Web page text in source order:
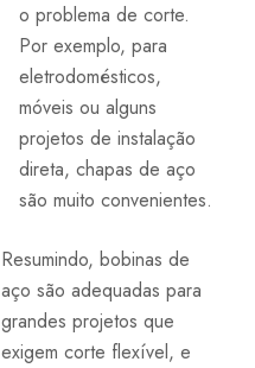
o problema de corte.
Por exemplo, para
eletrodomésticos,
móveis ou alguns
projetos de instalação
direta, chapas de aço
são muito convenientes.
Resumindo, bobinas de
aço são adequadas para
grandes projetos que
exigem corte flexível, e